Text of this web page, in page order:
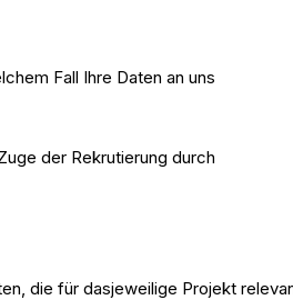
Fall Ihre Daten an uns
der Rekrutierung durch
die für dasjeweilige Projekt